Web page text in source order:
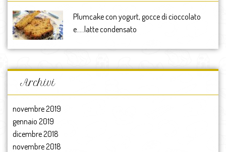
Plumcake con yogurt, gocce di cioccolato
e…..latte condensato
Archivi
novembre 2019
gennaio 2019
dicembre 2018
novembre 2018